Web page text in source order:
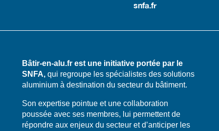
snfa.fr
Bâtir-en-alu.fr est une initiative portée par le
SNFA,qui regroupe les spécialistes des solutions
aluminium à destination du secteur du bâtiment.
​​Son expertise pointue et une collaboration
poussée avec ses membres, lui permettent de
répondre aux enjeux du secteur et d’anticiper les